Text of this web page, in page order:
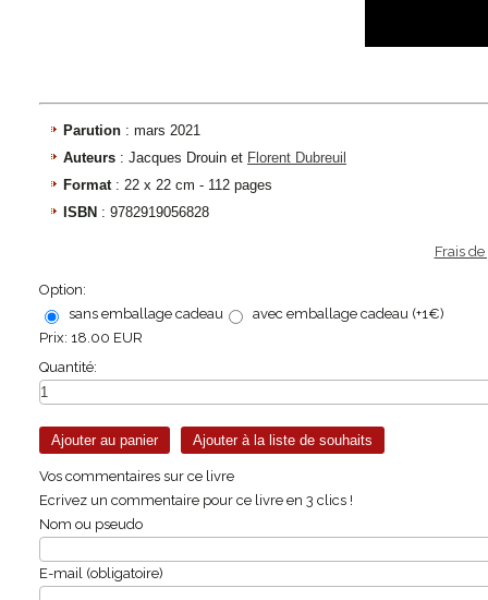
Parution : mars 2021
Auteurs : Jacques Drouin et Florent Dubreuil
Format : 22 x 22 cm - 112 pages
ISBN : 9782919056828
Frais
Option:
sans emballage cadeau
avec emballage cadeau (+1€)
Prix: 18.00 EUR
Quantité:
Vos commentaires sur ce livre
Ecrivez un commentaire pour ce livre en 3 clics !
Nom ou pseudo
E-mail (obligatoire)